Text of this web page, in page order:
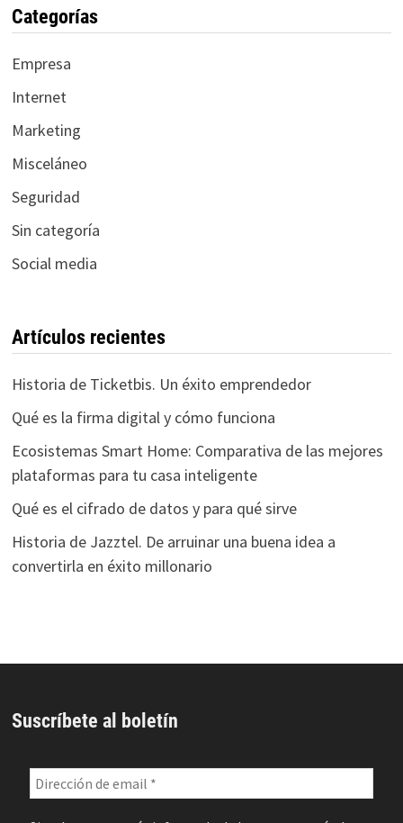
Categorías
Empresa
Internet
Marketing
Misceláneo
Seguridad
Sin categoría
Social media
Artículos recientes
Historia de Ticketbis. Un éxito emprendedor
Qué es la firma digital y cómo funciona
Ecosistemas Smart Home: Comparativa de las mejores
plataformas para tu casa inteligente
Qué es el cifrado de datos y para qué sirve
Historia de Jazztel. De arruinar una buena idea a
convertirla en éxito millonario
Suscríbete al boletín